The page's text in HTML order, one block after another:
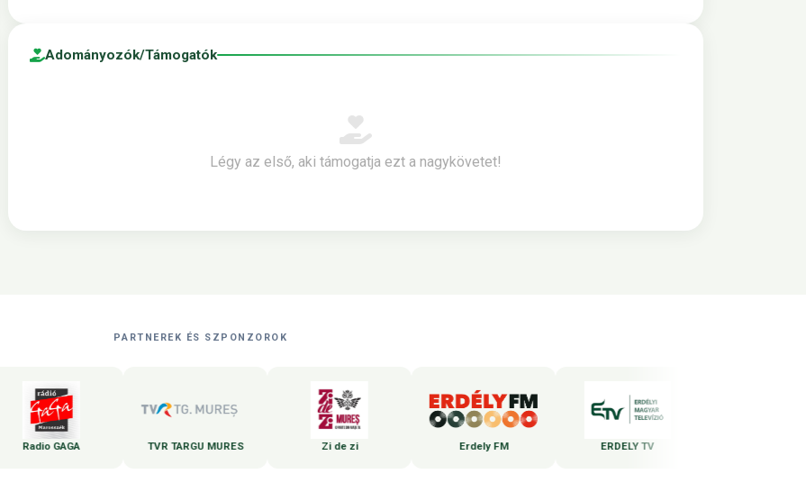
Adományozók/Támogatók
Légy az első, aki támogatja ezt a nagykövetet!
PARTNEREK ÉS SZPONZOROK
Radio GAGA TVR TARGU MURES Zi de zi Erdely FM ERDELY TV